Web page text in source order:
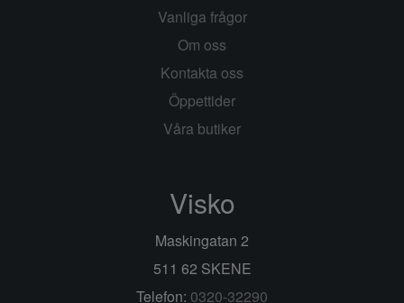
Vanliga frågor
Om oss
Kontakta oss
Öppettider
Våra butiker
Visko
Maskingatan 2
511 62 SKENE
Telefon: 0320-32290